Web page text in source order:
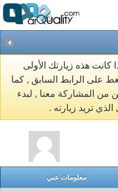
كانت هذه زيارتك الأولى
على الرابط السابق , كما
من المشاركة معنا , لبدء
تريد زيارته .
معلومات عني